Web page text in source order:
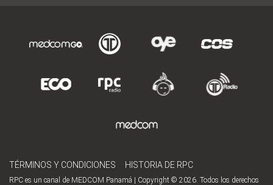
TÉRMINOS Y CONDICIONES HISTORIA DE RPC
RPC es un canal de MEDCOM Panamá | Copyright © 2026. Todos los derechos